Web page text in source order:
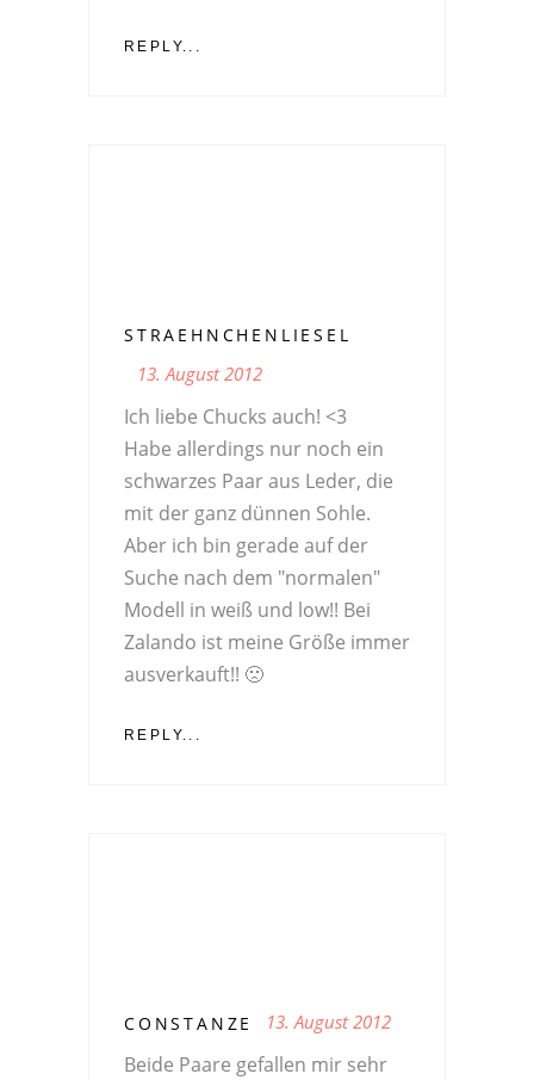
REPLY...
STRAEHNCHENLIESEL
13. August 2012
Ich liebe Chucks auch! <3
Habe allerdings nur noch ein
schwarzes Paar aus Leder, die
mit der ganz dünnen Sohle.
Aber ich bin gerade auf der
Suche nach dem "normalen"
Modell in weiß und low!! Bei
Zalando ist meine Größe immer
ausverkauft!! 🙁
REPLY...
CONSTANZE 13. August 2012
Beide Paare gefallen mir sehr